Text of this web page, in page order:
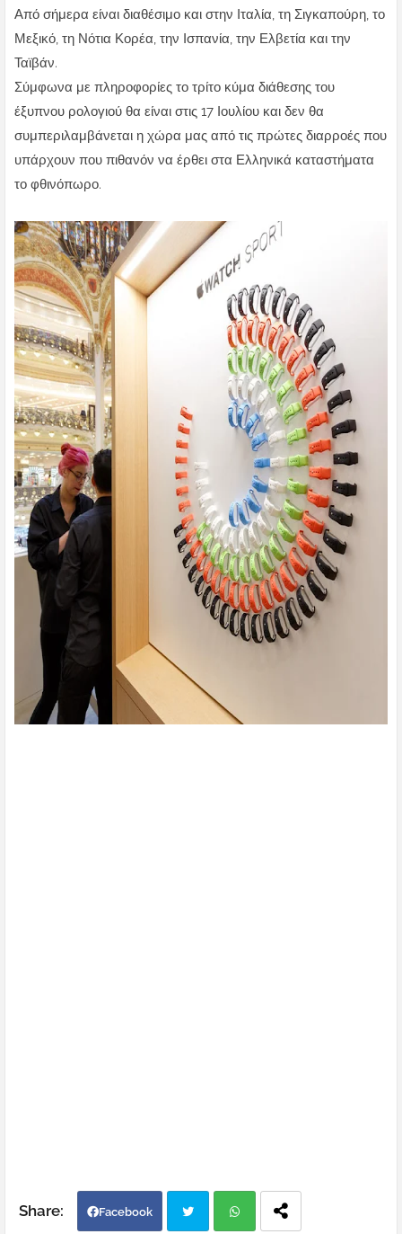
Από σήμερα είναι διαθέσιμο και στην Ιταλία, τη Σιγκαπούρη, το
Μεξικό, τη Νότια Κορέα, την Ισπανία, την Ελβετία και την
Ταϊβάν.
Σύμφωνα με πληροφορίες το τρίτο κύμα διάθεσης του
έξυπνου ρολογιού θα είναι στις 17 Ιουλίου και δεν θα
συμπεριλαμβάνεται η χώρα μας από τις πρώτες διαρροές που
υπάρχουν που πιθανόν να έρθει στα Ελληνικά καταστήματα
το φθινόπωρο.
Facebook